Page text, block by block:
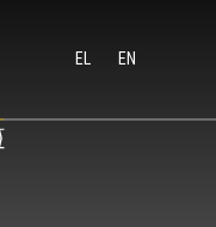
EL EN